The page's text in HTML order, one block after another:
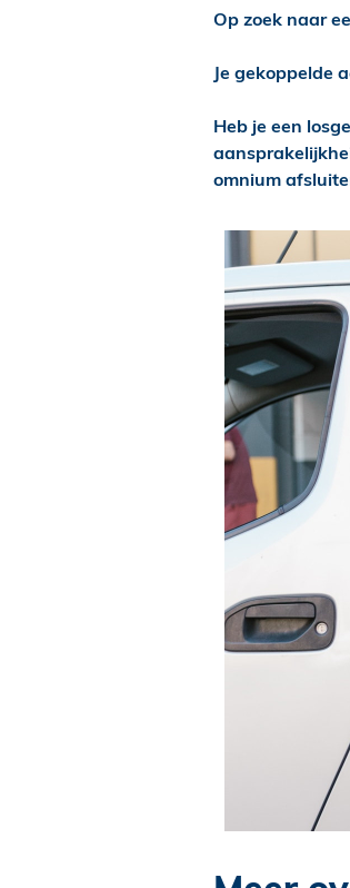
Op zoek naar
Je gekoppelde
Heb je een
omnium